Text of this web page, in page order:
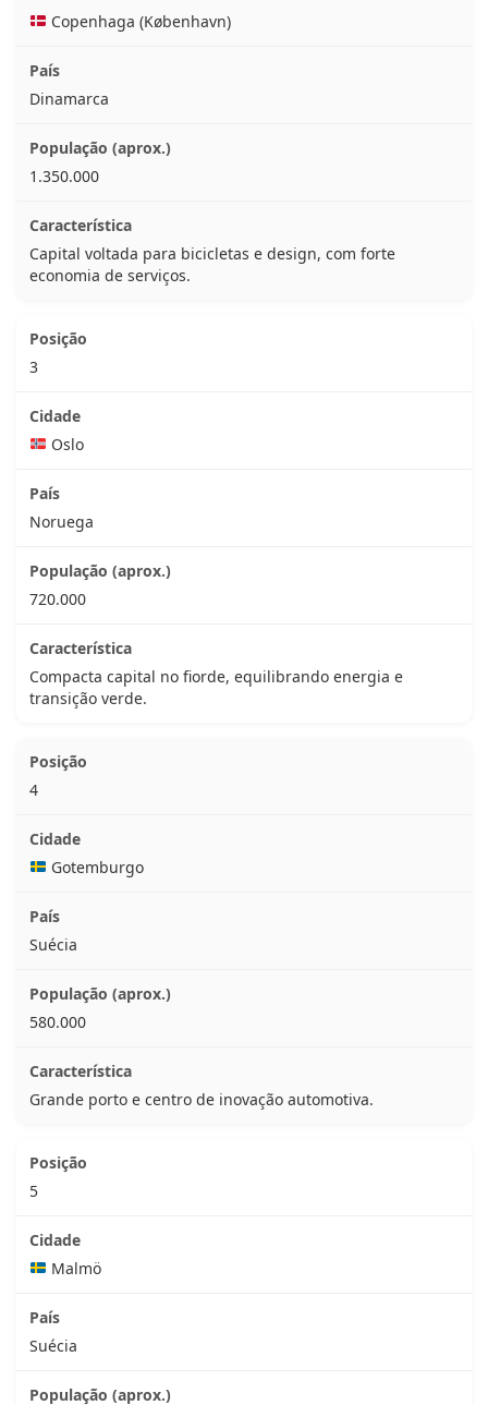
Copenhaga (København)
Dinamarca
1.350.000
Capital voltada para bicicletas e design, com forte
economia de serviços.
3
Oslo
Noruega
720.000
Compacta capital no fiorde, equilibrando energia e
transição verde.
4
Gotemburgo
Suécia
580.000
Grande porto e centro de inovação automotiva.
5
Malmö
Suécia